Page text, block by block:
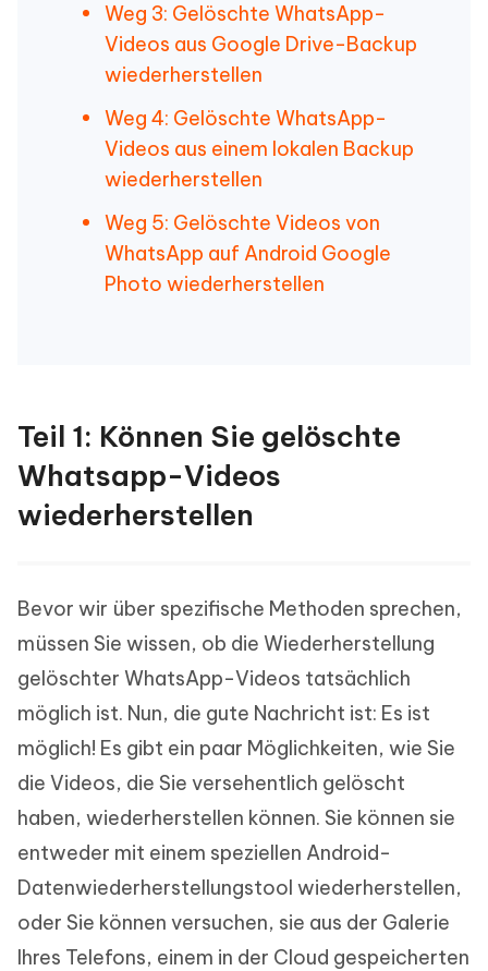
Weg 3: Gelöschte WhatsApp-
Videos aus Google Drive-Backup
wiederherstellen
Weg 4: Gelöschte WhatsApp-
Videos aus einem lokalen Backup
wiederherstellen
Weg 5: Gelöschte Videos von
WhatsApp auf Android Google
Photo wiederherstellen
Teil 1: Können Sie gelöschte
Whatsapp-Videos
wiederherstellen
Bevor wir über spezifische Methoden sprechen,
müssen Sie wissen, ob die Wiederherstellung
gelöschter WhatsApp-Videos tatsächlich
möglich ist. Nun, die gute Nachricht ist: Es ist
möglich! Es gibt ein paar Möglichkeiten, wie Sie
die Videos, die Sie versehentlich gelöscht
haben, wiederherstellen können. Sie können sie
entweder mit einem speziellen Android-
Datenwiederherstellungstool wiederherstellen,
oder Sie können versuchen, sie aus der Galerie
Ihres Telefons, einem in der Cloud gespeicherten